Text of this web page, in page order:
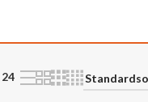
24